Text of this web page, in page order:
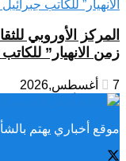
المركز الأوروبي
زمن الانهيار”
7 أغسطس,2026
موقع أخباري يهتم